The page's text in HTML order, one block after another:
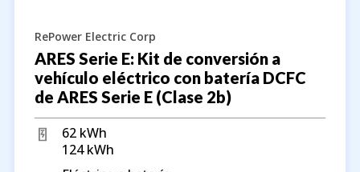
RePower Electric Corp
ARES Serie E: Kit de conversión a
vehículo eléctrico con batería DCFC
de ARES Serie E (Clase 2b)
62 kWh
124 kWh